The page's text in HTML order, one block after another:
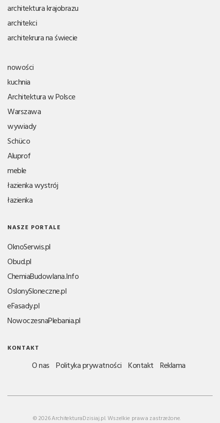
architektura krajobrazu
architekci
architekrura na świecie
nowości
kuchnia
Architektura w Polsce
Warszawa
wywiady
Schüco
Aluprof
meble
łazienka wystrój
łazienka
NASZE PORTALE
OknoSerwis.pl
Obud.pl
ChemiaBudowlana.Info
OslonySloneczne.pl
eFasady.pl
NowoczesnaPlebania.pl
KONTAKT
O nas Polityka prywatności Kontakt Reklama
© 2026 ArchitekturaDzisiaj.pl. Wszelkie prawa zastrzeżone.